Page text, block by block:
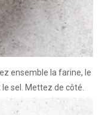
ensemble la farine, le
sel. Mettez de côté.